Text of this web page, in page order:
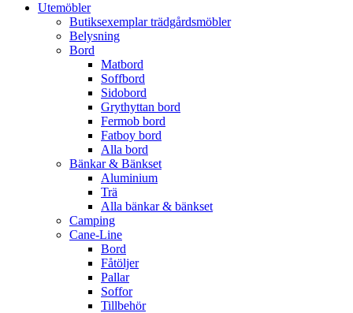
Utemöbler
Butiksexemplar trädgårdsmöbler
Belysning
Bord
Matbord
Soffbord
Sidobord
Grythyttan bord
Fermob bord
Fatboy bord
Alla bord
Bänkar & Bänkset
Aluminium
Trä
Alla bänkar & bänkset
Camping
Cane-Line
Bord
Fåtöljer
Pallar
Soffor
Tillbehör